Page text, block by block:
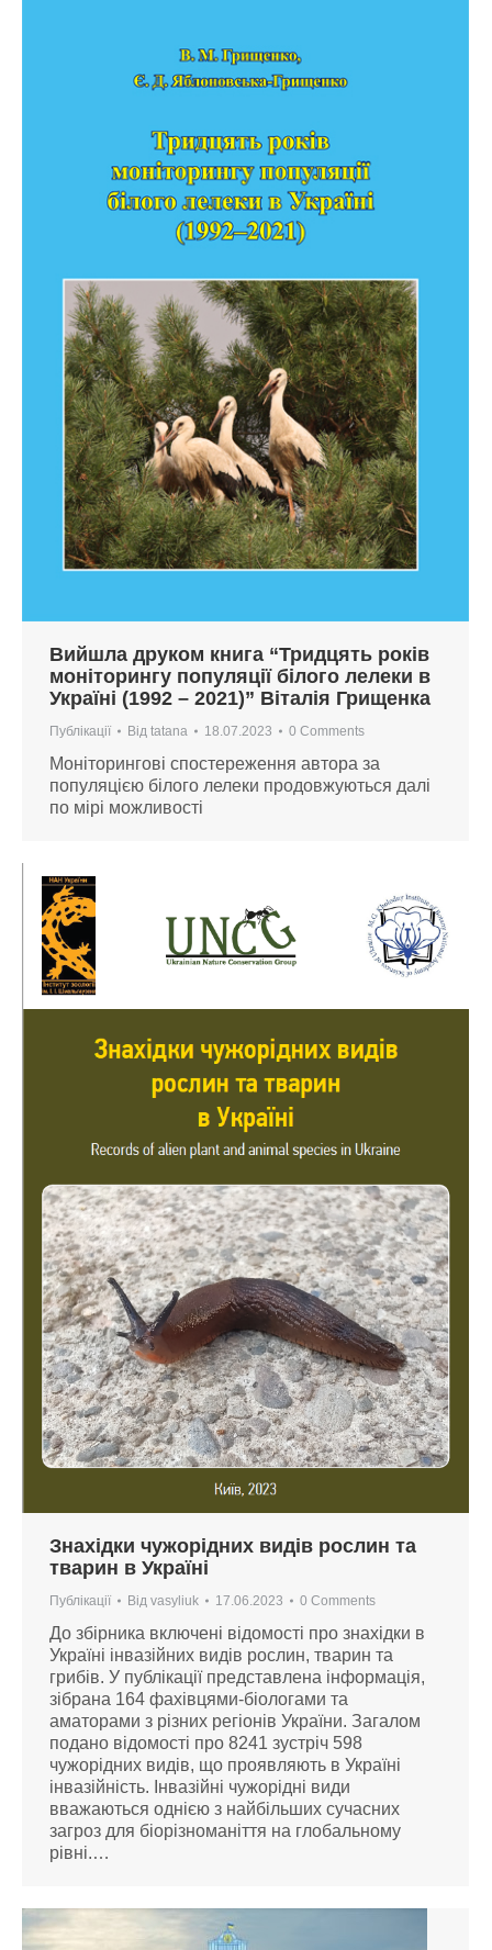
Вийшла друком книга “Тридцять років
моніторингу популяції білого лелеки в
Україні (1992 – 2021)” Віталія Грищенка
Публікації Від tatana 18.07.2023 0 Comments
Моніторингові спостереження автора за
популяцією білого лелеки продовжуються далі
по мірі можливості
Знахідки чужорідних видів рослин та
тварин в Україні
Публікації Від vasyliuk 17.06.2023 0 Comments
До збірника включені відомості про знахідки в
Україні інвазійних видів рослин, тварин та
грибів. У публікації представлена інформація,
зібрана 164 фахівцями-біологами та
аматорами з різних регіонів України. Загалом
подано відомості про 8241 зустріч 598
чужорідних видів, що проявляють в Україні
інвазійність. Інвазійні чужорідні види
вважаються однією з найбільших сучасних
загроз для біорізноманіття на глобальному
рівні.…